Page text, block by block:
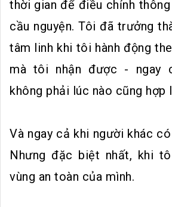
thời gian để điều chỉnh
cầu nguyện. Tôi đã trưởng
tâm linh khi tôi hành động
mà tôi nhận được - ngay
không phải lúc nào cũng hợp
Và ngay cả khi người khác
Nhưng đặc biệt nhất, khi
vùng an toàn của mình.